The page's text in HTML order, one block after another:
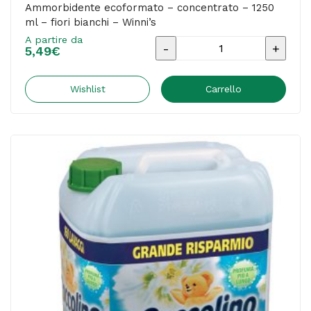
Ammorbidente ecoformato – concentrato – 1250
ml – fiori bianchi – Winni’s
A partire da
5,49€
Ammorbidente
-
1250
bianchi
-
Winni's
quantità
Wishlist Carrello